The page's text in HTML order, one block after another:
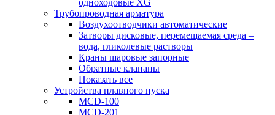
одноходовые ХG
Трубопроводная арматура
Воздухоотводчики автоматические
Затворы дисковые, перемещаемая среда –
вода, гликолевые растворы
Краны шаровые запорные
Обратные клапаны
Показать все
Устройства плавного пуска
MCD-100
MCD-201